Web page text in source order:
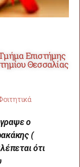
Επιστήμης
Θεσσαλίας
ο
(
ότι